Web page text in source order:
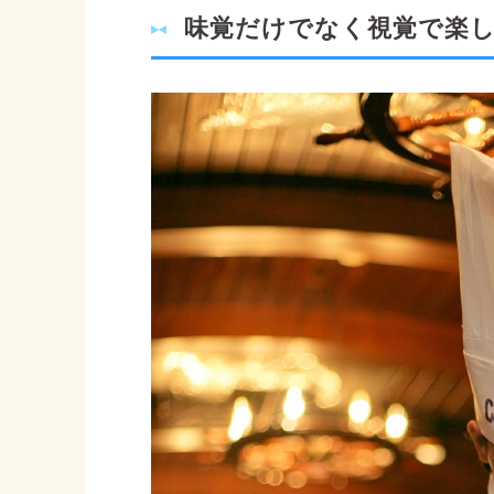
味覚だけでなく視覚で楽